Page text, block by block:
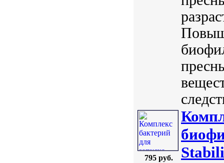
795 руб.